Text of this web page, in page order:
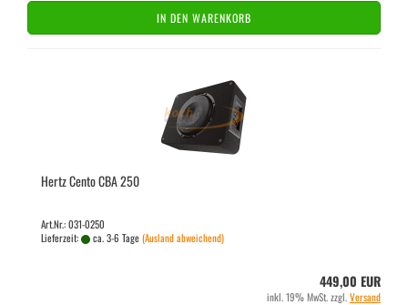
IN DEN WARENKORB
Hertz Cento CBA 250
Art.Nr.: 031-0250
Lieferzeit:
ca. 3-6 Tage(Ausland abweichend)
449,00 EUR
inkl. 19% MwSt. zzgl.Versand